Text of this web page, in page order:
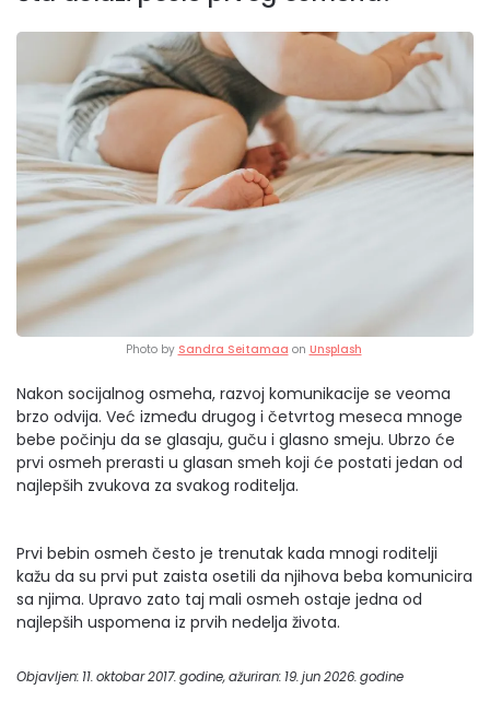
Photo by Sandra Seitamaa on Unsplash
Nakon socijalnog osmeha, razvoj komunikacije se veoma
brzo odvija. Već između drugog i četvrtog meseca mnoge
bebe počinju da se glasaju, guču i glasno smeju. Ubrzo će
prvi osmeh prerasti u glasan smeh koji će postati jedan od
najlepših zvukova za svakog roditelja.
Prvi bebin osmeh često je trenutak kada mnogi roditelji
kažu da su prvi put zaista osetili da njihova beba komunicira
sa njima. Upravo zato taj mali osmeh ostaje jedna od
najlepših uspomena iz prvih nedelja života.
Objavljen: 11. oktobar 2017. godine, ažuriran: 19. jun 2026. godine